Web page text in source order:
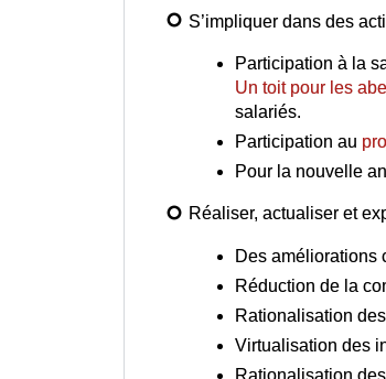
S’impliquer dans des
Participation à la
Un toit pour les
salariés.
Participation au
Pour la nouvelle
Réaliser, actualiser et
Des améliorations
Réduction de la
Rationalisation
Virtualisation des